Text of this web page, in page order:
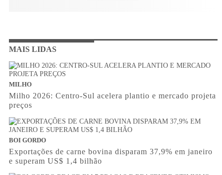
MAIS LIDAS
MILHO
Milho 2026: Centro-Sul acelera plantio e mercado projeta
preços
BOI GORDO
Exportações de carne bovina disparam 37,9% em janeiro
e superam US$ 1,4 bilhão